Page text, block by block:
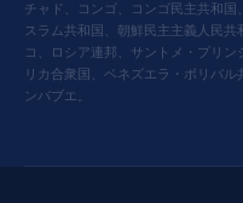
チャド、コンゴ、コンゴ民主共和
スラム共和国、朝鮮民主主義人民
コ、ロシア連邦、サントメ・プリ
リカ合衆国、ベネズエラ・ボリバ
ンバブエ。